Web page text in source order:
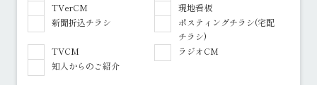
TVerCM
現地看板
新聞折込チラシ
ポスティングチラシ(宅配
チラシ)
TVCM
ラジオCM
知人からのご紹介